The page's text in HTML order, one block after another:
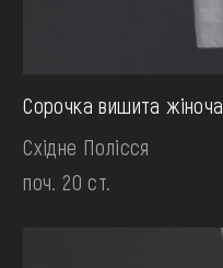
Сорочка вишита жіноча
Східне Полісся
поч. 20 ст.